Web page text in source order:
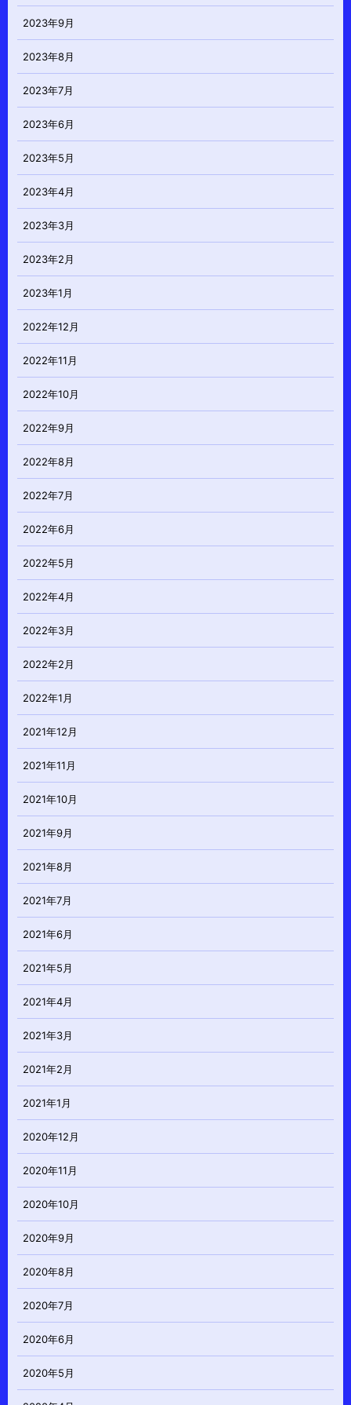
2023年9月
2023年8月
2023年7月
2023年6月
2023年5月
2023年4月
2023年3月
2023年2月
2023年1月
2022年12月
2022年11月
2022年10月
2022年9月
2022年8月
2022年7月
2022年6月
2022年5月
2022年4月
2022年3月
2022年2月
2022年1月
2021年12月
2021年11月
2021年10月
2021年9月
2021年8月
2021年7月
2021年6月
2021年5月
2021年4月
2021年3月
2021年2月
2021年1月
2020年12月
2020年11月
2020年10月
2020年9月
2020年8月
2020年7月
2020年6月
2020年5月